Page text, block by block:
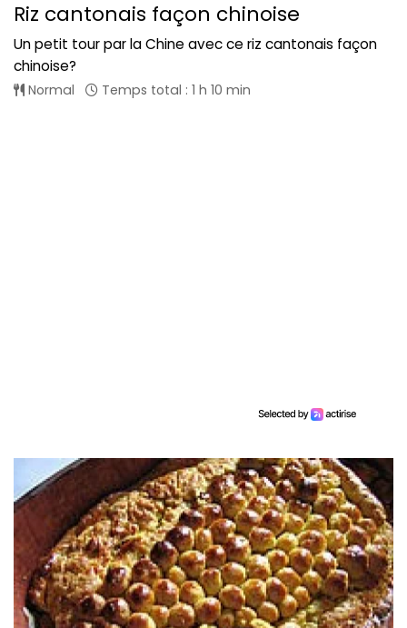
Riz cantonais façon chinoise
Un petit tour par la Chine avec ce riz cantonais façon
chinoise?
Normal Temps total : 1 h 10 min